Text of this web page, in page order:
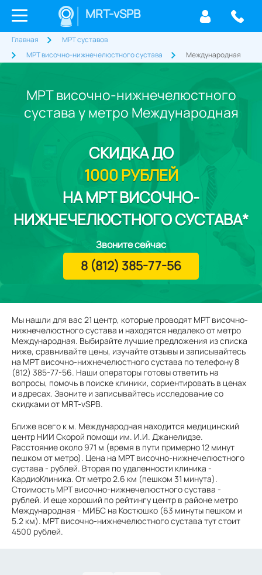
MRT-vSPB
Главная
МРТ суставов
МРТ височно-нижнечелюстного сустава
Международная
МРТ височно-нижнечелюстного
сустава у метро Международная
Мы нашли для вас 21 центр, которые проводят МРТ височно-
нижнечелюстного сустава и находятся недалеко от метро
Международная. Выбирайте лучшие предложения из списка
ниже, сравнивайте цены, изучайте отзывы и записывайтесь
на МРТ височно-нижнечелюстного сустава по телефону 8
(812) 385-77-56. Наши операторы готовы ответить на
вопросы, помочь в поиске клиники, сориентировать в ценах
и адресах. Звоните и записывайтесь исследование со
скидками от MRT-vSPB.
Ближе всего к м. Международная находится медицинский
центр НИИ Скорой помощи им. И.И. Джанелидзе.
Расстояние около 971 м (время в пути примерно 12 минут
пешком от метро). Цена на МРТ височно-нижнечелюстного
сустава - рублей. Вторая по удаленности клиника -
КардиоКлиника. От метро 2.6 км (пешком 31 минута).
Стоимость МРТ височно-нижнечелюстного сустава -
рублей. И еще хороший по рейтингу центр в районе метро
Международная - МИБС на Костюшко (63 минуты пешком и
5.2 км). МРТ височно-нижнечелюстного сустава тут стоит
4500 рублей.
СКИДКАДО
1000 РУБЛЕЙ
НА МРТ ВИСОЧНО-
НИЖНЕЧЕЛЮСТНОГО СУСТАВА*
Звоните сейчас
8 (812) 385-77-56